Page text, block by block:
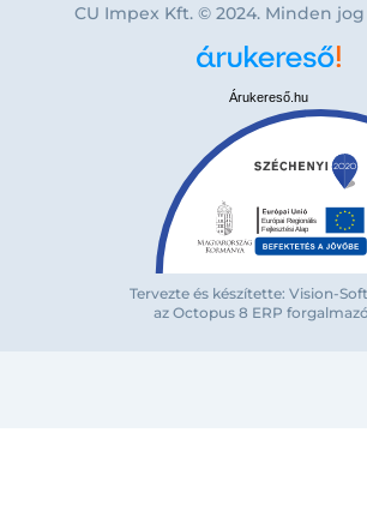
CU Impex Kft. © 2024. Minden
Árukereső.hu
Tervezte és készítette: Vision-
az Octopus 8 ERP